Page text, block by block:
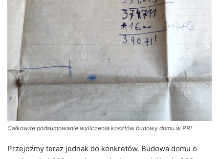
Całkowite podsumowanie wyliczenia kosztów budowy domu w PRL
Przejdźmy teraz jednak do konkretów. Budowa domu o